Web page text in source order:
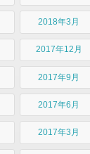
2018年3月
2017年12月
2017年9月
2017年6月
2017年3月